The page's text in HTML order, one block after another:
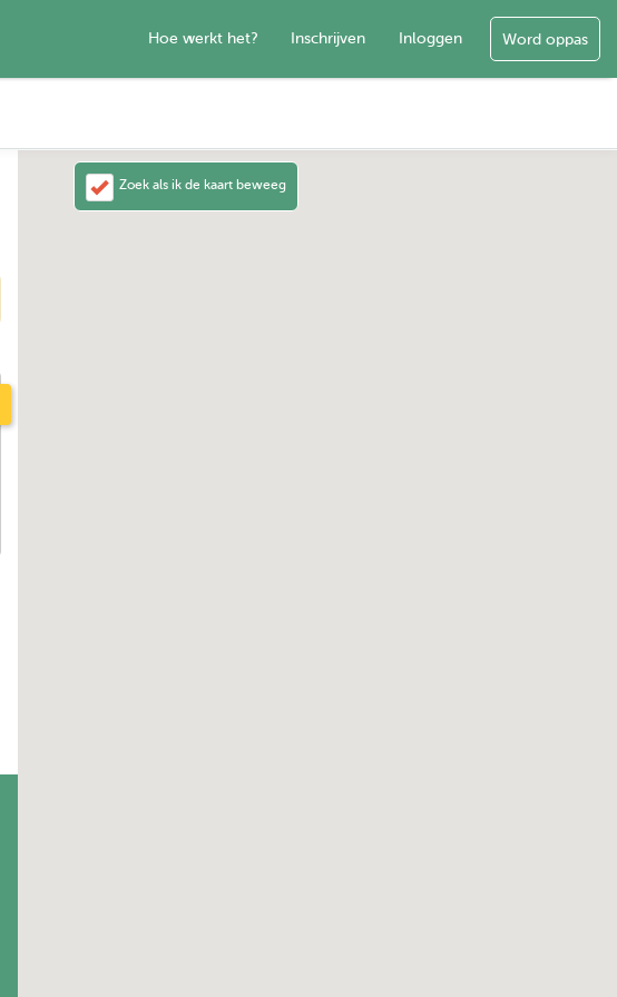
Hoe werkt het? Inschrijven Inloggen Word oppas
Zoek als ik de kaart beweeg